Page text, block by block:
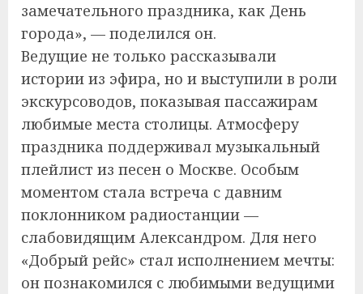
замечательного праздника, как День
города», — поделился он.
Ведущие не только рассказывали
истории из эфира, но и выступили в роли
экскурсоводов, показывая пассажирам
любимые места столицы. Атмосферу
праздника поддерживал музыкальный
плейлист из песен о Москве. Особым
моментом стала встреча с давним
поклонником радиостанции —
слабовидящим Александром. Для него
«Добрый рейс» стал исполнением мечты:
он познакомился с любимыми ведущими